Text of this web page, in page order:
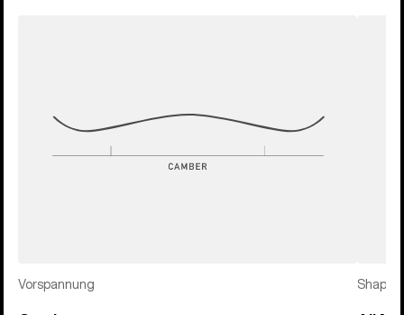
Vorspannung Shape